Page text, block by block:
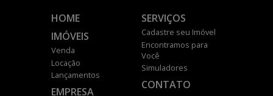
HOME
IMÓVEIS
Venda
Locação
Lançamentos
EMPRESA
SERVIÇOS
Cadastre seu Imóvel
Encontramos para
Você
Simuladores
CONTATO